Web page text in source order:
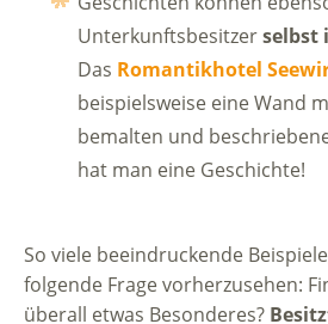
Unterkunftsbesitzer
Das Romantikhotel
beispielsweise eine Wand
bemalten und
hat man eine Geschichte!
So viele beeindruckende
folgende Frage vorherzusehen:
überall etwas Besonderes?